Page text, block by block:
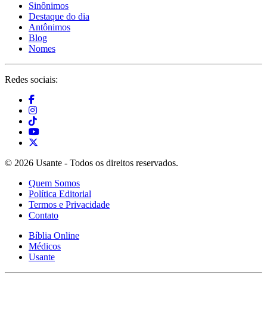
Sinônimos
Destaque do dia
Antônimos
Blog
Nomes
Redes sociais:
© 2026 Usante - Todos os direitos reservados.
Quem Somos
Política Editorial
Termos e Privacidade
Contato
Bíblia Online
Médicos
Usante